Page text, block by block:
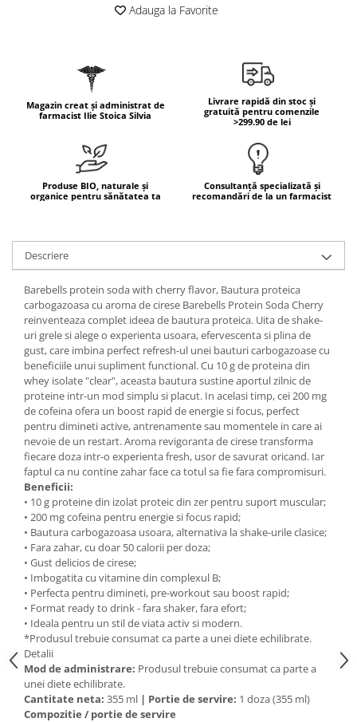
Creme SPF față
Creme SPF corp
Spray SPF
Acceleratoare bronz
Igienă Personală
Mâini și Unghii
Creme mâini
Tratamente unghii
Cosmetice coreene
Beauty of Joseon
PETITFEE
Mary & May
COSRX
BIODANCE
OOTD
Cettua
Haruharu Wonder
Medicube
ARIUL
Dr. Althea
DELLA BORN
Magneziu
Multivitamine
Probiotice
Proteine din zer (Whey Protein)
Quercetin
Resveratrol
Scortisoara
Seleniu
Seminte de in
Silimarina
Spirulina
Ulei de cocos
Ulei de peste
Ulei MCT
Vitamina A
Vitamina B
Vitamina C
Vitamina D
Vitamina E
Vitamina K
Zinc
Adauga la Favorite
Magazin creat și administrat de
farmacist Ilie Stoica Silvia
Livrare rapidă din stoc și
gratuită pentru comenzile
>299.90 de lei
Produse BIO, naturale și
organice pentru sănătatea ta
Consultanță specializată și
recomandări de la un farmacist
Descriere
Barebells protein soda with cherry flavor, Bautura proteica
carbogazoasa cu aroma de cirese Barebells Protein Soda Cherry
reinventeaza complet ideea de bautura proteica. Uita de shake-
uri grele si alege o experienta usoara, efervescenta si plina de
gust, care imbina perfect refresh-ul unei bauturi carbogazoase cu
beneficiile unui supliment functional. Cu 10 g de proteina din
whey isolate "clear", aceasta bautura sustine aportul zilnic de
proteine intr-un mod simplu si placut. In acelasi timp, cei 200 mg
de cofeina ofera un boost rapid de energie si focus, perfect
pentru dimineti active, antrenamente sau momentele in care ai
nevoie de un restart. Aroma revigoranta de cirese transforma
fiecare doza intr-o experienta fresh, usor de savurat oricand. Iar
faptul ca nu contine zahar face ca totul sa fie fara compromisuri.
Beneficii:
• 10 g proteine din izolat proteic din zer pentru suport muscular;
• 200 mg cofeina pentru energie si focus rapid;
• Bautura carbogazoasa usoara, alternativa la shake-urile clasice;
• Fara zahar, cu doar 50 calorii per doza;
• Gust delicios de cirese;
• Imbogatita cu vitamine din complexul B;
• Perfecta pentru dimineti, pre-workout sau boost rapid;
• Format ready to drink - fara shaker, fara efort;
• Ideala pentru un stil de viata activ si modern.
*Produsul trebuie consumat ca parte a unei diete echilibrate.
Detalii
Mod de administrare: Produsul trebuie consumat ca parte a
unei diete echilibrate.
Cantitate neta: 355 ml | Portie de servire: 1 doza (355 ml)
Compozitie / portie de servire